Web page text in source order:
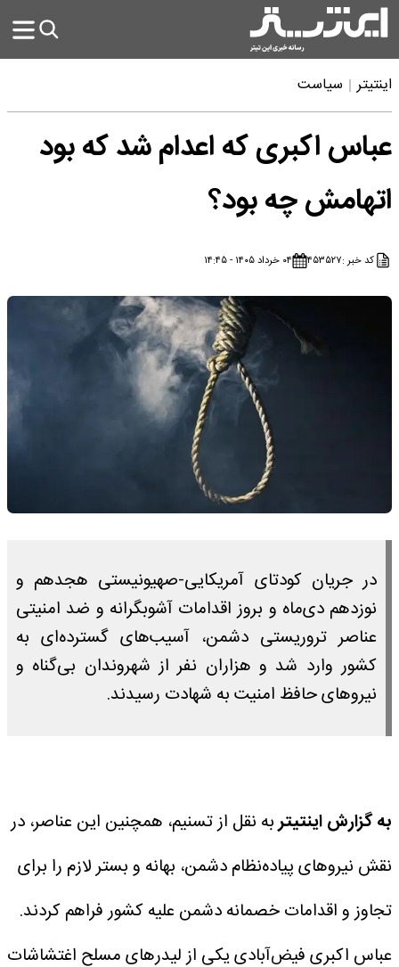
اینتیتر سیاست
عباس اکبری که اعدام شد که بود
اتهامش چه بود؟
کد خبر :۴۵۳۵۲۷ ۰۴ خرداد ۱۴۰۵ - ۱۴:۴۵
در جریان کودتای آمریکایی-صهیونیستی هجدهم و
نوزدهم دی‌ماه و بروز اقدامات آشوبگرانه و ضد امنیتی
عناصر تروریستی دشمن، آسیب‌های گسترده‌ای به
کشور وارد شد و هزاران نفر از شهروندان بی‌گناه و
نیروهای حافظ امنیت به شهادت رسیدند.
به گزارش اینتیتربه نقل از تسنیم، همچنین این عناصر، در
نقش نیروهای پیاده‌نظام دشمن، بهانه و بستر لازم را برای
تجاوز و اقدامات خصمانه دشمن علیه کشور فراهم کردند.
عباس اکبری فیض‌آبادی یکی از لیدرهای مسلح اغتشاشات